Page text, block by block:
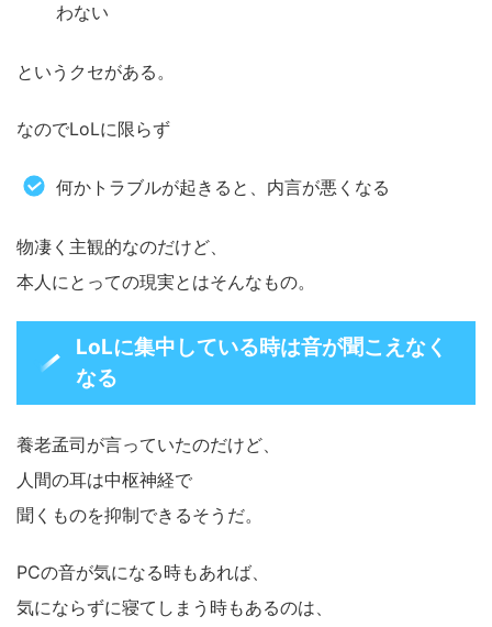
わない
というクセがある。
なのでLoLに限らず
何かトラブルが起きると、内言が悪くなる
物凄く主観的なのだけど、
本人にとっての現実とはそんなもの。
LoLに集中している時は音が聞こえなく
なる
養老孟司が言っていたのだけど、
人間の耳は中枢神経で
聞くものを抑制できるそうだ。
PCの音が気になる時もあれば、
気にならずに寝てしまう時もあるのは、